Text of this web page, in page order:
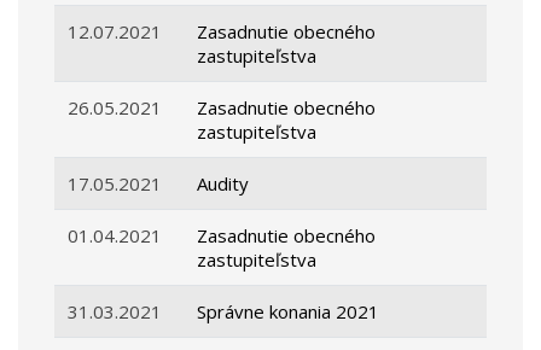
12.07.2021
Zasadnutie obecného
zastupiteľstva
26.05.2021
Zasadnutie obecného
zastupiteľstva
17.05.2021 Audity
01.04.2021
Zasadnutie obecného
zastupiteľstva
31.03.2021 Správne konania 2021